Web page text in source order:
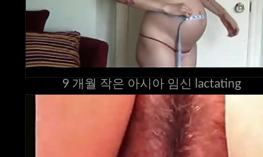
9 개월 작은 아시아 임신 lactating